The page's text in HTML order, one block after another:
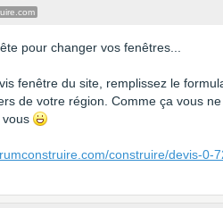
pour changer vos fenêtres...
fenêtre du site, remplissez le
de votre région. Comme ça vous
construire/devis-0-